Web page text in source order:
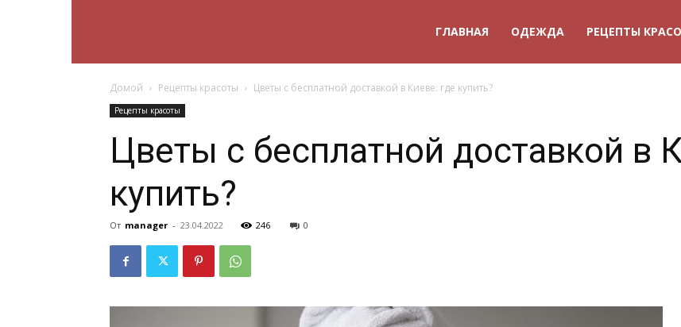
петербург
ГЛАВНАЯ ОДЕЖДА РЕЦЕПТЫ
Домой Рецепты красоты Цветы с бесплатной доставкой в Киеве: где купить?
Рецепты красоты
Цветы с бесплатной доставкой в
купить?
От manager - 23.04.2022 246 0